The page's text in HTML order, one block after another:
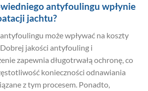
antyfoulingu wpłynie
jachtu?
może wpływać na koszty
jakości antyfouling i
zapewnia długotrwałą ochronę, co
konieczności odnawiania
z tym procesem. Ponadto,